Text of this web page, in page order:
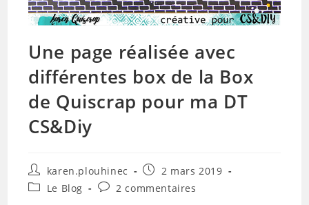
Une page réalisée avec
différentes box de la Box
de Quiscrap pour ma DT
CS&Diy
Auteur/autrice
de
karen.plouhinec
Publication
publiée :
2 mars 2019
PostLe Blog
Commentaires
2 commentaires